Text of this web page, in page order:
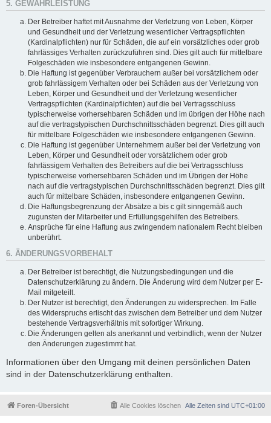
5. GEWÄHRLEISTUNG
Der Betreiber haftet mit Ausnahme der Verletzung von Leben, Körper
und Gesundheit und der Verletzung wesentlicher Vertragspflichten
(Kardinalpflichten) nur für Schäden, die auf ein vorsätzliches oder grob
fahrlässiges Verhalten zurückzuführen sind. Dies gilt auch für mittelbare
Folgeschäden wie insbesondere entgangenen Gewinn.
Die Haftung ist gegenüber Verbrauchern außer bei vorsätzlichem oder
grob fahrlässigem Verhalten oder bei Schäden aus der Verletzung von
Leben, Körper und Gesundheit und der Verletzung wesentlicher
Vertragspflichten (Kardinalpflichten) auf die bei Vertragsschluss
typischerweise vorhersehbaren Schäden und im übrigen der Höhe nach
auf die vertragstypischen Durchschnittsschäden begrenzt. Dies gilt auch
für mittelbare Folgeschäden wie insbesondere entgangenen Gewinn.
Die Haftung ist gegenüber Unternehmern außer bei der Verletzung von
Leben, Körper und Gesundheit oder vorsätzlichem oder grob
fahrlässigem Verhalten des Betreibers auf die bei Vertragsschluss
typischerweise vorhersehbaren Schäden und im Übrigen der Höhe
nach auf die vertragstypischen Durchschnittsschäden begrenzt. Dies gilt
auch für mittelbare Schäden, insbesondere entgangenen Gewinn.
Die Haftungsbegrenzung der Absätze a bis c gilt sinngemäß auch
zugunsten der Mitarbeiter und Erfüllungsgehilfen des Betreibers.
Ansprüche für eine Haftung aus zwingendem nationalem Recht bleiben
unberührt.
6. ÄNDERUNGSVORBEHALT
Der Betreiber ist berechtigt, die Nutzungsbedingungen und die
Datenschutzerklärung zu ändern. Die Änderung wird dem Nutzer per E-
Mail mitgeteilt.
Der Nutzer ist berechtigt, den Änderungen zu widersprechen. Im Falle
des Widerspruchs erlischt das zwischen dem Betreiber und dem Nutzer
bestehende Vertragsverhältnis mit sofortiger Wirkung.
Die Änderungen gelten als anerkannt und verbindlich, wenn der Nutzer
den Änderungen zugestimmt hat.
Informationen über den Umgang mit deinen persönlichen Daten
sind in der Datenschutzerklärung enthalten.
Foren-Übersicht Alle Zeiten sind UTC+01:00
Alle Cookies löschen